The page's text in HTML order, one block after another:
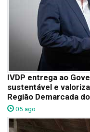
IVDP entrega ao
sustentável e
Região Demarcada
05 ago